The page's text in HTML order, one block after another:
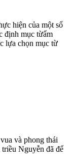
hiện của một số
định mục từẩm
lựa chọn mục từ
và phong thái
Nguyễn đã để